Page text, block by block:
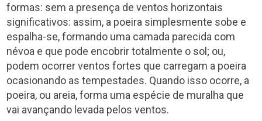
formas: sem a presença de ventos horizontais
significativos: assim, a poeira simplesmente sobe e
espalha-se, formando uma camada parecida com
névoa e que pode encobrir totalmente o sol; ou,
podem ocorrer ventos fortes que carregam a poeira
ocasionando as tempestades. Quando isso ocorre, a
poeira, ou areia, forma uma espécie de muralha que
vai avançando levada pelos ventos.